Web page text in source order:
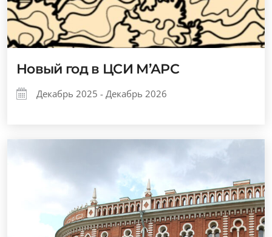
Новый год в ЦСИ М’АРС
Декабрь 2025 - Декабрь 2026